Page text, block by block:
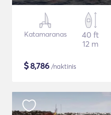
Katamaranas
40 ft
12 m
$8,786 /naktinis